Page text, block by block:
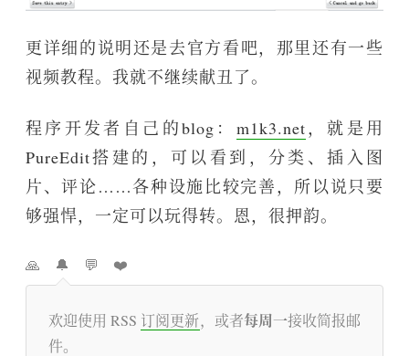
更详细的说明还是去官方看吧，那里还有一些
视频教程。我就不继续献丑了。
程序开发者自己的blog： m1k3.net，就是用
PureEdit搭建的，可以看到，分类、插入图
片、评论……各种设施比较完善，所以说只要
够强悍，一定可以玩得转。恩，很押韵。
🙏 🔔 💬 ❤️
欢迎使用 RSS 订阅更新，或者每周一接收简报邮
件。